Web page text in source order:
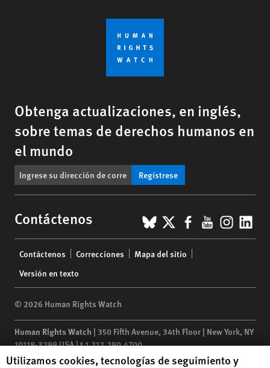
Obtenga actualizaciones, en inglés,
sobre temas de derechos humanos en
el mundo
Regístrese
Contáctenos BlueSky
X Facebook
YouTube
menu
Contáctenos Correcciones
Mapa del sitio
Versión en texto
© 2026 Human Rights Watch
Human Rights Watch | 350 Fifth Avenue, 34th Floor | New York, NY
10118-3299USA|t1.212.290.4700
Human Rights Watch cookie preferences
Utilizamos cookies, tecnologías de seguimiento y